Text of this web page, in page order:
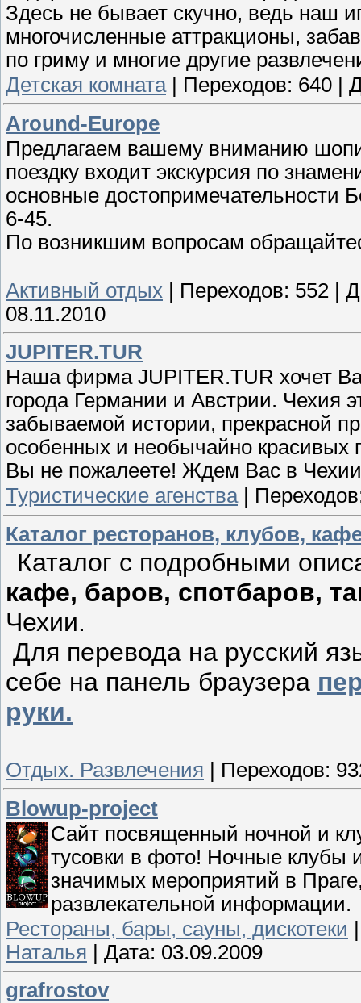
Здесь не бывает скучно, ведь наш
многочисленные аттракционы,
по гриму и многие другие
Детская комната| Переходов: 640
Around-Europe
Предлагаем вашему вниманию
поездку входит экскурсия по
основные достопримечательности
6-45.
По возникшим вопросам
Активный отдых | Переходов: 552 |
08.11.2010
JUPITER.TUR
Наша фирма JUPITER.TUR хочет
города Германии и Австрии. Чехия
забываемой истории, прекрасной
особенных и необычайно красивых
Вы не пожалеете! Ждем Вас в
Туристические агенства|
Каталог ресторанов, клубов,
Каталог с подробными
кафе, баров, спотбаров,
Чехии.
Для перевода на русский
себе на панель браузера
руки.
Отдых. Развлечения Переходов:
Blowup-project
Сайт посвященный ночной и
тусовки в фото! Ночные клубы
значимых мероприятий в
развлекательной информации.
Рестораны, бары, сауны, дискотеки
Наталья | Дата: 03.09.2009
grafrostov